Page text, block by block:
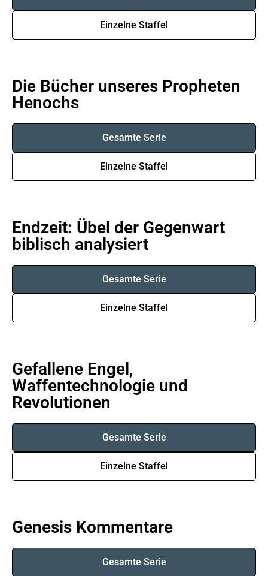
Einzelne Staffel
Die Bücher unseres Propheten
Henochs
Gesamte Serie
Einzelne Staffel
Endzeit: Übel der Gegenwart
biblisch analysiert
Gesamte Serie
Einzelne Staffel
Gefallene Engel,
Waffentechnologie und
Revolutionen
Gesamte Serie
Einzelne Staffel
Genesis Kommentare
Gesamte Serie